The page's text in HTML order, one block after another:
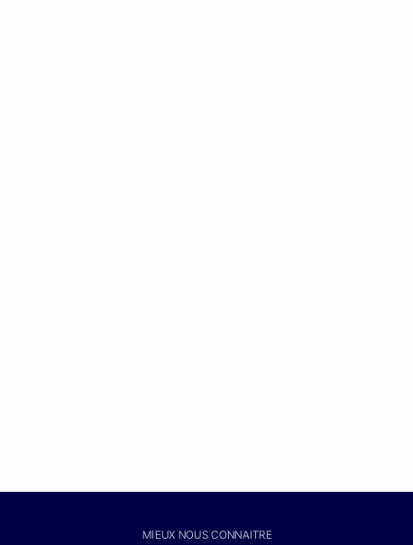
MIEUX NOUS CONNAITRE